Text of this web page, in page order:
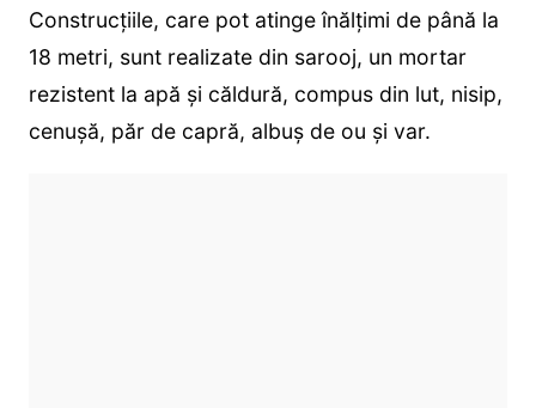
Construcțiile, care pot atinge înălțimi de până la
18 metri, sunt realizate din sarooj, un mortar
rezistent la apă și căldură, compus din lut, nisip,
cenușă, păr de capră, albuș de ou și var.